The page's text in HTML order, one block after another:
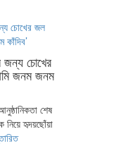
জন্য চোখের
জনম জনম
শেষ
নিয়ে হৃদয়ছোঁয়া